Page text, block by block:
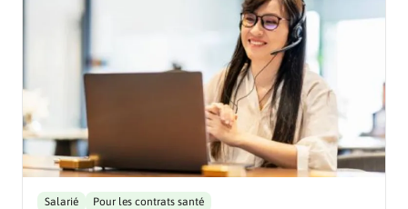
Salarié Pour les contrats santé